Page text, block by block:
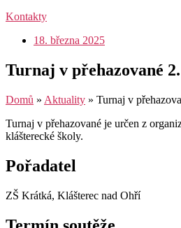
Kontakty
18. března 2025
Turnaj v přehazované
Domů » Aktuality » Turnaj v
Turnaj v přehazované je určen z
klášterecké školy.
Pořadatel
ZŠ Krátká, Klášterec nad Ohří